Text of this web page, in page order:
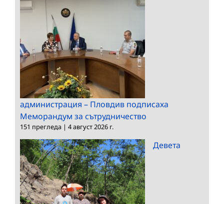
администрация – Пловдив подписаха
Меморандум за сътрудничество
151 прегледа | 4 август 2026 г.
Девета